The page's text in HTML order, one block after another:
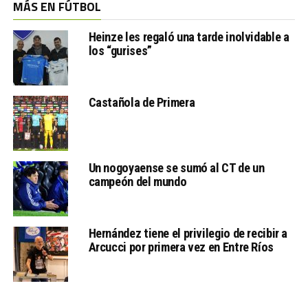
MÁS EN FÚTBOL
Heinze les regaló una tarde inolvidable a
los “gurises”
Castañola de Primera
Un nogoyaense se sumó al CT de un
campeón del mundo
Hernández tiene el privilegio de recibir a
Arcucci por primera vez en Entre Ríos